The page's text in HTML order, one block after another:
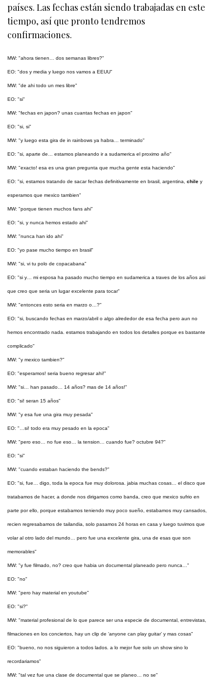
países. Las fechas están siendo trabajadas en este
tiempo, así que pronto tendremos
confirmaciones.
MW: "ahora tienen… dos semanas libres?"
EO: "dos y media y luego nos vamos a EEUU"
MW: "de ahi todo un mes libre"
EO: "si"
MW: "fechas en japon? unas cuantas fechas en japon"
EO: "si, si"
MW: "y luego esta gira de in rainbows ya habra… terminado"
EO: "si, aparte de… estamos planeando ir a sudamerica el proximo año"
MW: "exacto! esa es una gran pregunta que mucha gente esta haciendo"
EO: "si, estamos tratando de sacar fechas definitivamente en brasil, argentina,chile y
esperamos que mexico tambien"
MW: "porque tienen muchos fans ahi"
EO: "si, y nunca hemos estado ahi"
MW: "nunca han ido ahi"
EO: "yo pase mucho tiempo en brasil"
MW: "si, vi tu polo de copacabana"
EO: "si y… mi esposa ha pasado mucho tiempo en sudamerica a traves de los años asi
que creo que seria un lugar excelente para tocar"
MW: "entonces esto seria en marzo o…?"
EO: "si, buscando fechas en marzo/abril o algo alrededor de esa fecha pero aun no
hemos encontrado nada. estamos trabajando en todos los detalles porque es bastante
complicado"
MW: "y mexico tambien?"
EO: "esperamos! seria bueno regresar ahi!"
MW: "si… han pasado… 14 años? mas de 14 años!"
EO: "si! seran 15 años"
MW: "y esa fue una gira muy pesada"
EO: "…si! todo era muy pesado en la epoca"
MW: "pero eso… no fue eso… la tension… cuando fue? octubre 94?"
EO: "si"
MW: "cuando estaban haciendo the bends?"
EO: "si, fue… digo, toda la epoca fue muy dolorosa. jabia muchas cosas… el disco que
tratabamos de hacer, a donde nos dirigamos como banda, creo que mexico sufrio en
parte por ello, porque estabamos teniendo muy poco sueño, estabamos muy cansados,
recien regresabamos de tailandia, solo pasamos 24 horas en casa y luego tuvimos que
volar al otro lado del mundo… pero fue una excelente gira, una de esas que son
memorables"
MW: "y fue filmado, no? creo que habia un documental planeado pero nunca…"
EO: "no"
MW: "pero hay material en youtube"
EO: "si?"
MW: "material profesional de lo que parece ser una especie de documental, entrevistas,
filmaciones en los conciertos, hay un clip de ‘anyone can play guitar’ y mas cosas"
EO: "bueno, no nos siguieron a todos lados. a lo mejor fue solo un show sino lo
recordariamos"
MW: "tal vez fue una clase de documental que se planeo… no se"